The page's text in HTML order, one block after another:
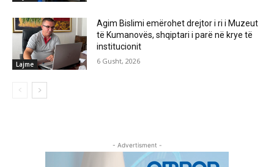
Lajme
Agim Bislimi emërohet drejtor i ri i Muzeut
të Kumanovës, shqiptari i parë në krye të
institucionit
6 Gusht, 2026
- Advertisment -